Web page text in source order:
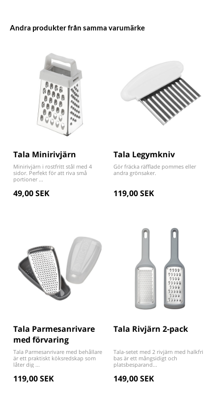
Andra produkter från samma varumärke
Tala Minirivjärn
Minirivjärn i rostfritt stål med 4
sidor. Perfekt för att riva små
portioner ...
49,00 SEK
Tala Legymkniv
Gör fräcka räfflade pommes eller
andra grönsaker.
119,00 SEK
Tala Parmesanrivare
med förvaring
Tala Parmesanrivare med behållare
är ett praktiskt köksredskap som
låter dig ...
119,00 SEK
Tala Rivjärn 2-pack
Tala-setet med 2 rivjärn med halkfri
bas är ett mångsidigt och
platsbesparand...
149,00 SEK